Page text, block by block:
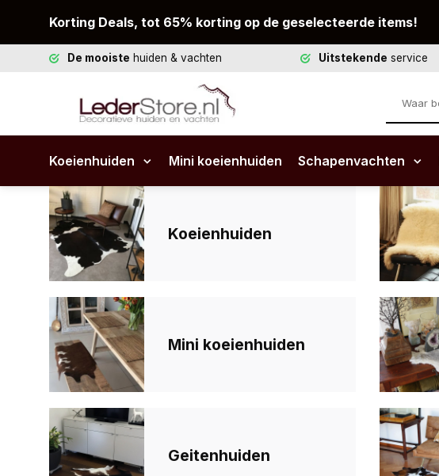
Korting Deals, tot 65% korting op de geselecteerde items!
De mooiste huiden & vachten Uitstekende service
Koeienhuiden Mini koeienhuiden Schapenvachten
Koeienhuiden
Mini koeienhuiden
Geitenhuiden